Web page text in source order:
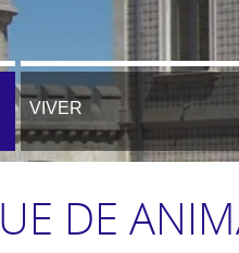
VIVER
DE